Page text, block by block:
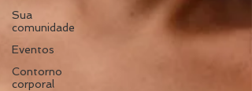
Sua
comunidade
Eventos
Contorno
corporal